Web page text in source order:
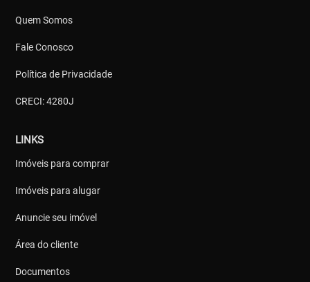
Quem Somos
Fale Conosco
Política de Privacidade
CRECI: 4280J
LINKS
Imóveis para comprar
Imóveis para alugar
Anuncie seu imóvel
Área do cliente
Documentos